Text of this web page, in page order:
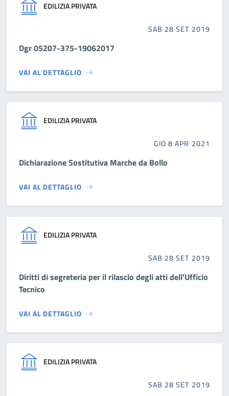
EDILIZIA PRIVATA
SAB 28 SET 2019
Dgr 05207-375-19062017
VAI AL DETTAGLIO
EDILIZIA PRIVATA
GIO 8 APR 2021
Dichiarazione Sostitutiva Marche da Bollo
VAI AL DETTAGLIO
EDILIZIA PRIVATA
SAB 28 SET 2019
Diritti di segreteria per il rilascio degli atti dell'Ufficio
Tecnico
VAI AL DETTAGLIO
EDILIZIA PRIVATA
SAB 28 SET 2019